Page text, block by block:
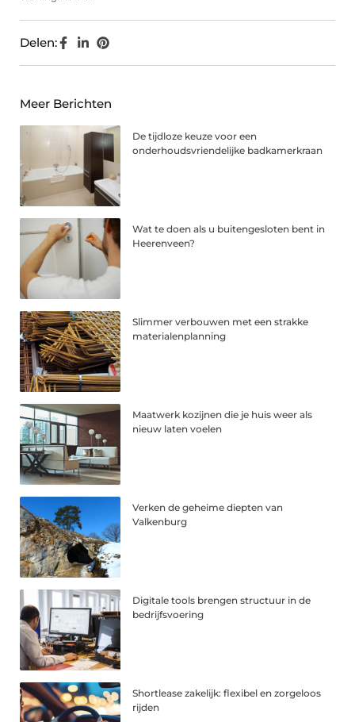
Delen:
Meer Berichten
De tijdloze keuze voor een
onderhoudsvriendelijke badkamerkraan
Wat te doen als u buitengesloten bent in
Heerenveen?
Slimmer verbouwen met een strakke
materialenplanning
Maatwerk kozijnen die je huis weer als
nieuw laten voelen
Verken de geheime diepten van
Valkenburg
Digitale tools brengen structuur in de
bedrijfsvoering
Shortlease zakelijk: flexibel en zorgeloos
rijden